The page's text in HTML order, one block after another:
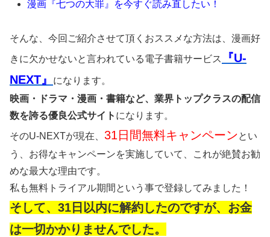
漫画『七つの大罪』を今すぐ読み直したい！
そんな、今回ご紹介させて頂くおススメな方法は、漫画好
きに欠かせないと言われている電子書籍サービス
『U-
NEXT』
になります。
映画・ドラマ・漫画・書籍など、業界トップクラスの配信
数を誇る優良公式サイト になります。
そのU-NEXTが現在、 31日間無料キャンペーンとい
う、お得なキャンペーンを実施していて、これが絶賛お勧
めな最大な理由です。
私も無料トライアル期間という事で登録してみました！
そして、31日以内に解約したのですが、お金
は一切かかりませんでした。